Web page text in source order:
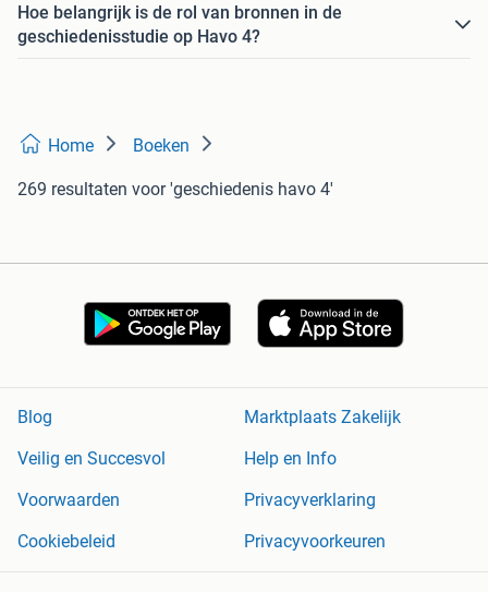
Hoe belangrijk is de rol van bronnen in de
geschiedenisstudie op Havo 4?
Home Boeken
269 resultaten voor 'geschiedenis havo 4'
Blog
Marktplaats Zakelijk
Veilig en Succesvol
Help en Info
Voorwaarden
Privacyverklaring
Cookiebeleid
Privacyvoorkeuren